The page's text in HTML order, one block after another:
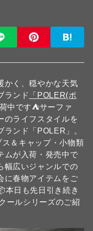
かく、穏やかな天気
ランド
「POLER(ポ
中です⛺サーファ
のライフスタイルを
ランド「POLER」。
＆キャップ・小物類
ムが入荷・発売中で
幅広いジャンルでの
に春物アイテムをご
本日も先日引き続き
ールシリーズのご紹